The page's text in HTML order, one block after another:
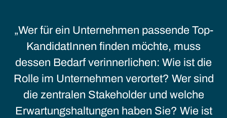
Wer für ein Unternehmen passende Top-
KandidatInnen finden möchte, muss
dessen Bedarf verinnerlichen: Wie ist die
Rolle im Unternehmen verortet? Wer sind
die zentralen Stakeholder und welche
Erwartungshaltungen haben Sie? Wie ist